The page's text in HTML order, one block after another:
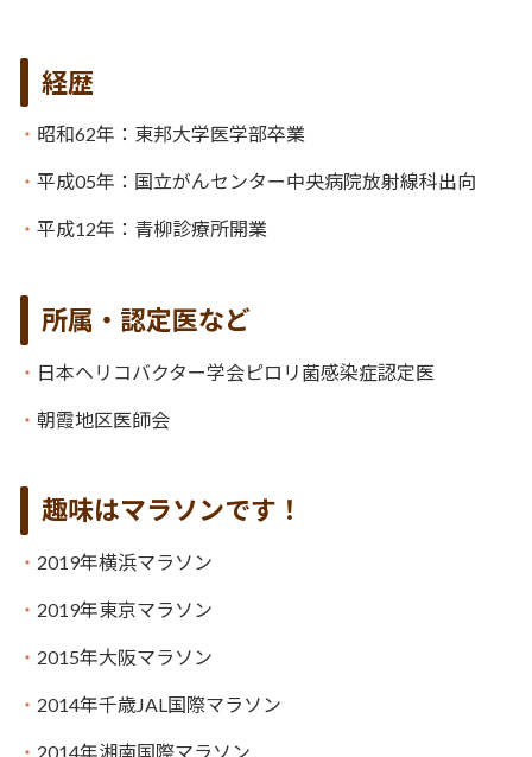
経歴
昭和62年：東邦大学医学部卒業
平成05年：国立がんセンター中央病院放射線科出向
平成12年：青柳診療所開業
所属・認定医など
日本ヘリコバクター学会ピロリ菌感染症認定医
朝霞地区医師会
趣味はマラソンです！
2019年横浜マラソン
2019年東京マラソン
2015年大阪マラソン
2014年千歳JAL国際マラソン
2014年湘南国際マラソン